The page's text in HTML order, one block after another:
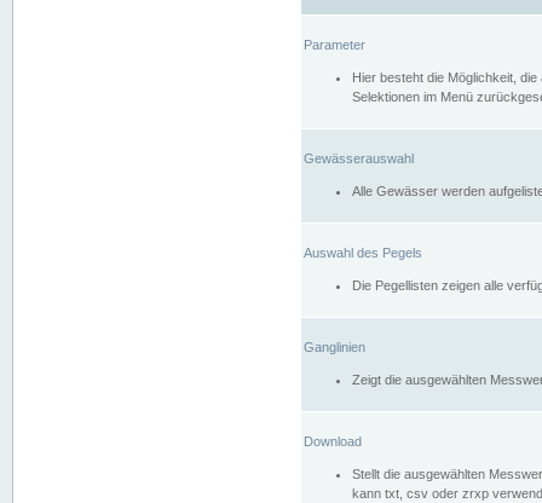
Parameter
Hier besteht die Möglichkeit,
Selektionen im Menü
Gewässerauswahl
Alle Gewässer werden
Auswahl des Pegels
Die Pegellisten zeigen alle
Ganglinien
Zeigt die ausgewählten
Download
Stellt die ausgewählten
kann txt, csv oder zrxp